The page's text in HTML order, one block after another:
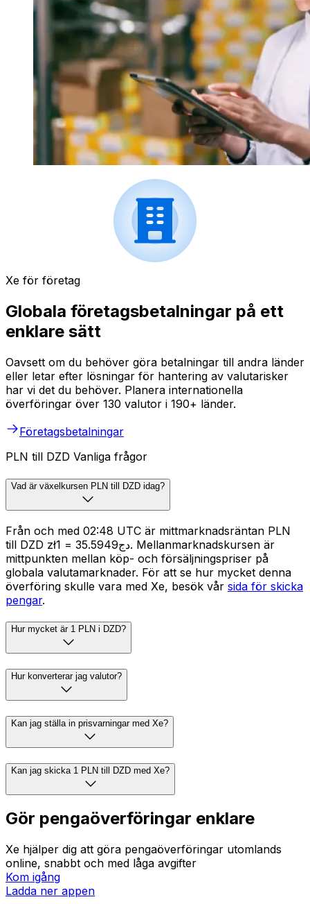
Xe för företag
Globala företagsbetalningar på ett
enklare sätt
Oavsett om du behöver göra betalningar till andra länder
eller letar efter lösningar för hantering av valutarisker
har vi det du behöver. Planera internationella
överföringar över 130 valutor i 190+ länder.
Företagsbetalningar
PLN till DZD Vanliga frågor
Vad är växelkursen PLN till DZD idag?
Från och med 02:48 UTC är mittmarknadsräntan PLN
till DZD zł1 = دج35.5949. Mellanmarknadskursen är
mittpunkten mellan köp- och försäljningspriser på
globala valutamarknader. För att se hur mycket denna
överföring skulle vara med Xe, besök vår sida för skicka
pengar.
Hur mycket är 1 PLN i DZD?
Hur konverterar jag valutor?
Kan jag ställa in prisvarningar med Xe?
Kan jag skicka 1 PLN till DZD med Xe?
Gör pengaöverföringar enklare
Xe hjälper dig att göra pengaöverföringar utomlands
online, snabbt och med låga avgifter
Kom igång
Ladda ner appen